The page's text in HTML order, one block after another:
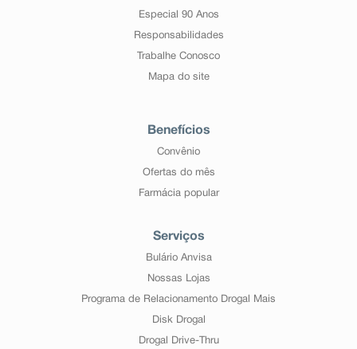
Especial 90 Anos
Responsabilidades
Trabalhe Conosco
Mapa do site
Benefícios
Convênio
Ofertas do mês
Farmácia popular
Serviços
Bulário Anvisa
Nossas Lojas
Programa de Relacionamento Drogal Mais
Disk Drogal
Drogal Drive-Thru